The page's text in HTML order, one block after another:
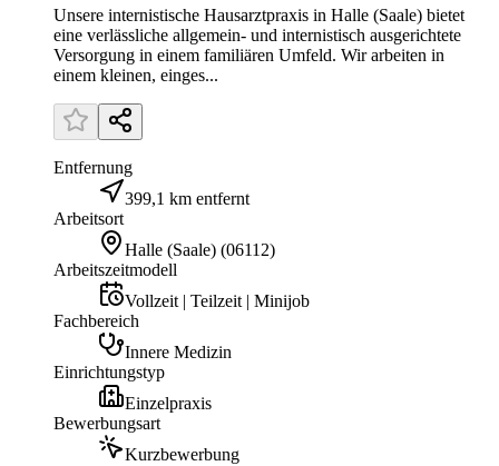
Unsere internistische Hausarztpraxis in Halle (Saale) bietet
eine verlässliche allgemein- und internistisch ausgerichtete
Versorgung in einem familiären Umfeld. Wir arbeiten in
einem kleinen, einges...
Entfernung
399,1 km entfernt
Arbeitsort
Halle (Saale) (06112)
Arbeitszeitmodell
Vollzeit | Teilzeit | Minijob
Fachbereich
Innere Medizin
Einrichtungstyp
Einzelpraxis
Bewerbungsart
Kurzbewerbung